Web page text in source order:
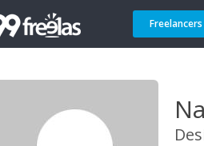
Freelancers